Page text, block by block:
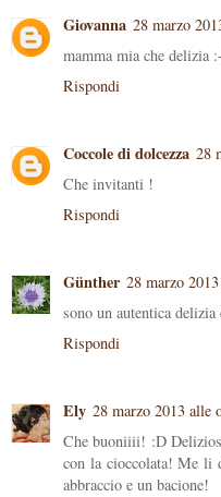
Giovanna 28 marzo
mamma mia che delizia
Rispondi
Coccole di dolcezza 28
Che invitanti !
Rispondi
Günther 28 marzo
sono un autentica
Rispondi
Ely 28 marzo 2013 alle
Che buoniiii! :D
con la cioccolata! Me li
abbraccio e un bacione!